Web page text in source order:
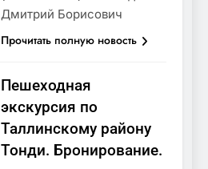
Дмитрий Борисович
Прочитать полную новость
Пешеходная
экскурсия по
Таллинскому району
Тонди. Бронирование.